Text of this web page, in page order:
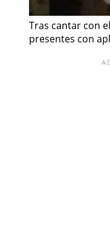
Tras cantar con
presentes con